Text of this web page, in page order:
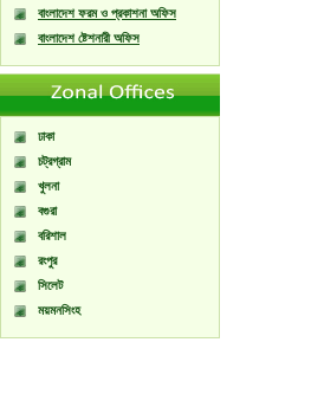
বাংলাদেশ ফরম ও প্রকাশনা অফিস
বাংলাদেশ ষ্টেশনারী অফিস
ঢাকা
চট্রগ্রাম
খুলনা
বগুরা
বরিশাল
রংপুর
সিলেট
ময়মনসিংহ